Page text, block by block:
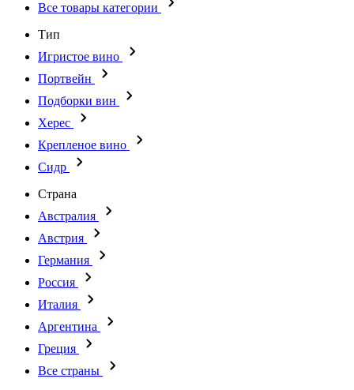
Все товары категории
Тип
Игристое вино
Портвейн
Подборки вин
Херес
Крепленое вино
Сидр
Страна
Австралия
Австрия
Германия
Россия
Италия
Аргентина
Греция
Все страны